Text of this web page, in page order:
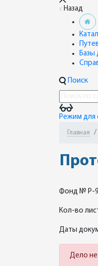
Назад
Базы
Поиск
Режим для
Главная
Фонд № Р-
Кол-во
Даты
Дело